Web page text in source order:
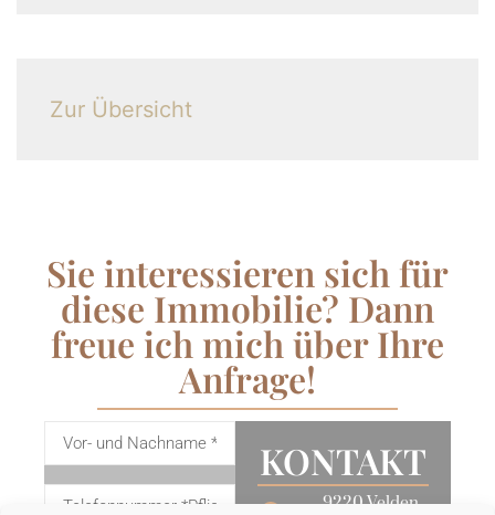
Zur Übersicht
Sie interessieren sich für
diese Immobilie? Dann
freue ich mich über Ihre
Anfrage!
KONTAKT
9220 Velden